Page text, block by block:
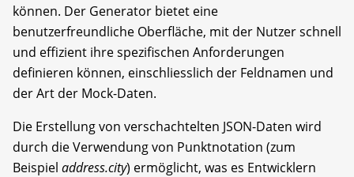
können. Der Generator bietet eine
benutzerfreundliche Oberfläche, mit der Nutzer schnell
und effizient ihre spezifischen Anforderungen
definieren können, einschliesslich der Feldnamen und
der Art der Mock-Daten.
Die Erstellung von verschachtelten JSON-Daten wird
durch die Verwendung von Punktnotation (zum
Beispiel address.city) ermöglicht, was es Entwicklern